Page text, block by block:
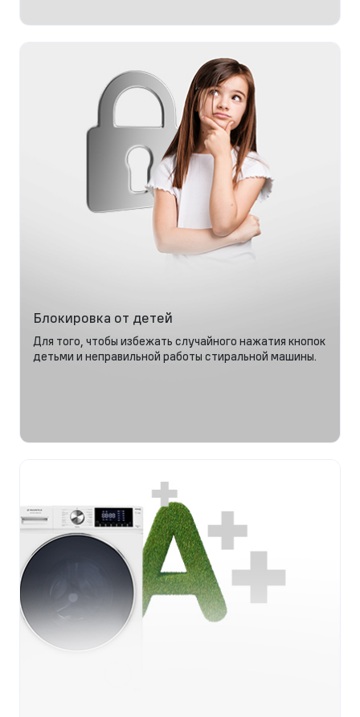
Блокировка от детей
Для того, чтобы избежать случайного нажатия кнопок
детьми и неправильной работы стиральной машины.